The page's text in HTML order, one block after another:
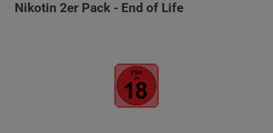
Nikotin 2er Pack - End of Life